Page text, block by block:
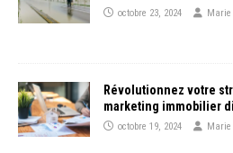
octobre 23, 2024 Marie
Révolutionnez votre
marketing immobilier
octobre 19, 2024 Marie